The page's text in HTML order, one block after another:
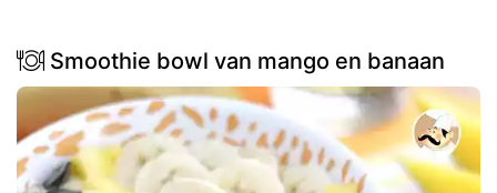
Smoothie bowl van mango en banaan